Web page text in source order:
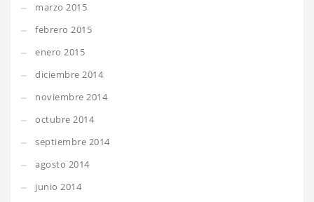
marzo 2015
febrero 2015
enero 2015
diciembre 2014
noviembre 2014
octubre 2014
septiembre 2014
agosto 2014
junio 2014